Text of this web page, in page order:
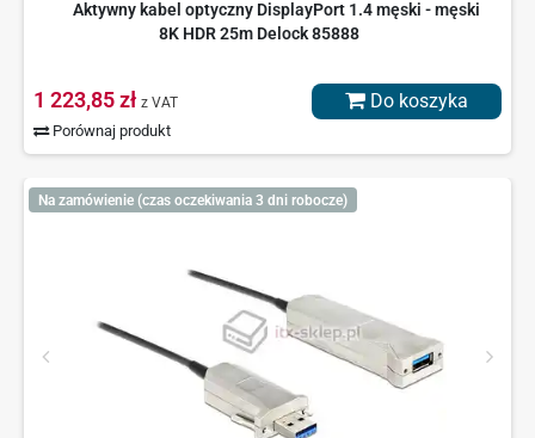
Aktywny kabel optyczny DisplayPort 1.4 męski - męski
8K HDR 25m Delock 85888
1 223,85 zł z VAT
Porównaj produkt
Do koszyka
Na zamówienie (czas oczekiwania 3 dni robocze)